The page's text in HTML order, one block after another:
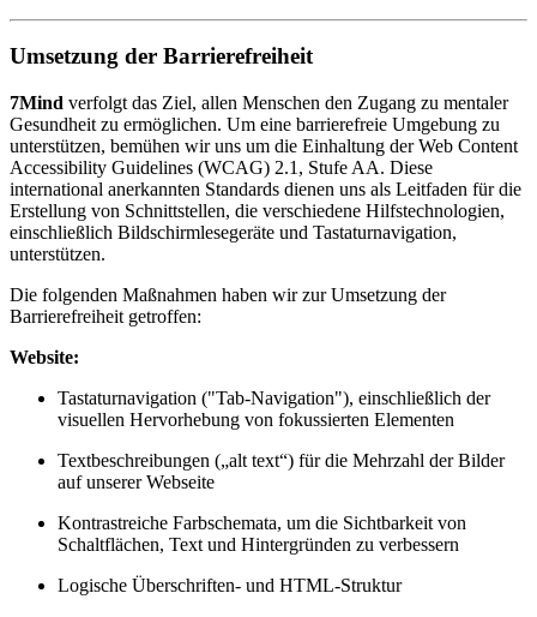
Umsetzung der Barrierefreiheit
7Mind verfolgt das Ziel, allen Menschen den Zugang zu mentaler
Gesundheit zu ermöglichen. Um eine barrierefreie Umgebung zu
unterstützen, bemühen wir uns um die Einhaltung der Web Content
Accessibility Guidelines (WCAG) 2.1, Stufe AA. Diese
international anerkannten Standards dienen uns als Leitfaden für die
Erstellung von Schnittstellen, die verschiedene Hilfstechnologien,
einschließlich Bildschirmlesegeräte und Tastaturnavigation,
unterstützen.
Die folgenden Maßnahmen haben wir zur Umsetzung der
Barrierefreiheit getroffen:
Website:
Tastaturnavigation ("Tab-Navigation"), einschließlich der
visuellen Hervorhebung von fokussierten Elementen
Textbeschreibungen („alt text“) für die Mehrzahl der Bilder
auf unserer Webseite
Kontrastreiche Farbschemata, um die Sichtbarkeit von
Schaltflächen, Text und Hintergründen zu verbessern
Logische Überschriften- und HTML-Struktur